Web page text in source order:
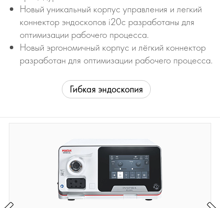
Новый уникальный корпус управления и легкий
коннектор эндоскопов i20c разработаны для
оптимизации рабочего процесса.
Новый эргономичный корпус и лёгкий коннектор
разработан для оптимизации рабочего процесса.
Гибкая эндоскопия